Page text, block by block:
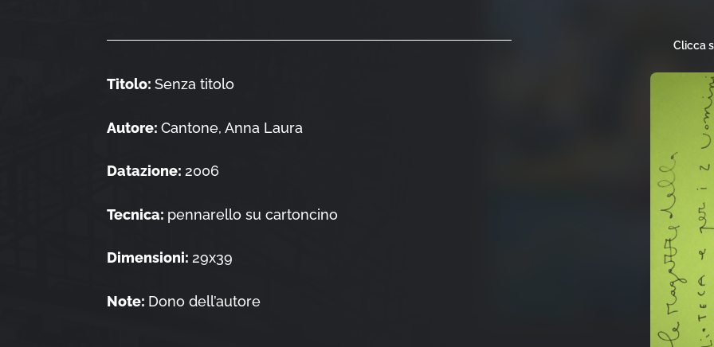
Titolo:Senza titolo
Autore:Cantone, Anna Laura
Datazione:2006
Tecnica: pennarello su cartoncino
Dimensioni:29x39
Note: Dono dell’autore
Clicca